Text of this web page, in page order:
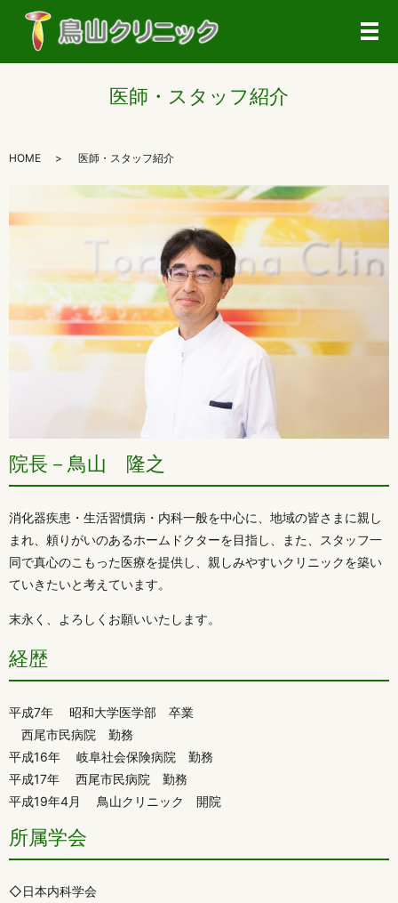
メ
医師・スタッフ紹介
HOME 医師・スタッフ紹介
院長－鳥山 隆之
消化器疾患・生活習慣病・内科一般を中心に、地域の皆さまに親し
まれ、頼りがいのあるホームドクターを目指し、また、スタッフ一
同で真心のこもった医療を提供し、親しみやすいクリニックを築い
ていきたいと考えています。
末永く、よろしくお願いいたします。
経歴
平成7年 昭和大学医学部 卒業
西尾市民病院 勤務
平成16年 岐阜社会保険病院 勤務
平成17年 西尾市民病院 勤務
平成19年4月 鳥山クリニック 開院
所属学会
◇日本内科学会